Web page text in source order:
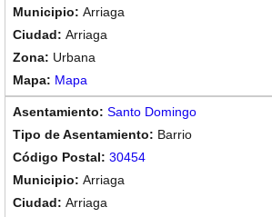
Arriaga
Arriaga
Urbana
Mapa
Santo Domingo
Barrio
30454
Arriaga
Arriaga